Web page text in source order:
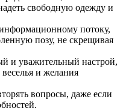
свободную одежду и
потоку,
позу, не скрещивая
и уважительный настрой,
и желания
вопросы, даже если